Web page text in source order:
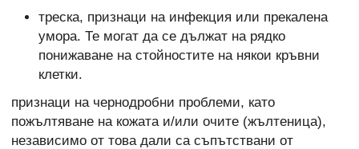
треска, признаци на инфекция или прекалена
умора. Те могат да се дължат на рядко
понижаване на стойностите на някои кръвни
клетки.
признаци на чернодробни проблеми, като
пожълтяване на кожата и/или очите (жълтеница),
независимо от това дали са съпътствани от